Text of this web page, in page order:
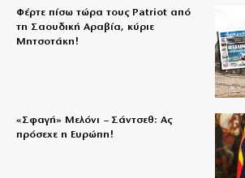
Φέρτε πίσω τώρα τους Patriot από
τη Σαουδική Αραβία, κύριε
Μητσοτάκη!
«Σφαγή» Μελόνι – Σάντσεθ: Ας
πρόσεχε η Ευρώπη!